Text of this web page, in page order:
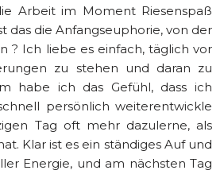
Arbeit im Moment Riesenspaß
das die Anfangseuphorie, von der
? Ich liebe es einfach, täglich vor
zu stehen und daran zu
habe ich das Gefühl, dass ich
persönlich weiterentwickle
Tag oft mehr dazulerne, als
Klar ist es ein ständiges Auf und
Energie, und am nächsten Tag